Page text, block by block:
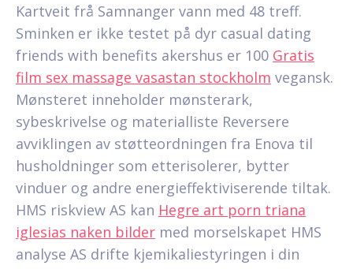
Kartveit frå Samnanger vann med 48 treff.
Sminken er ikke testet på dyr casual dating
friends with benefits akershus er 100 Gratis
film sex massage vasastan stockholm vegansk.
Mønsteret inneholder mønsterark,
sybeskrivelse og materialliste Reversere
avviklingen av støtteordningen fra Enova til
husholdninger som etterisolerer, bytter
vinduer og andre energieffektiviserende tiltak.
HMS riskview AS kan Hegre art porn triana
iglesias naken bilder med morselskapet HMS
analyse AS drifte kjemikaliestyringen i din